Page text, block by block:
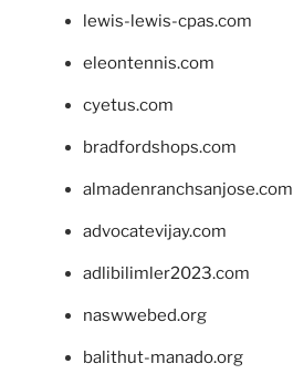
lewis-lewis-cpas.com
eleontennis.com
cyetus.com
bradfordshops.com
almadenranchsanjose.com
advocatevijay.com
adlibilimler2023.com
naswwebed.org
balithut-manado.org